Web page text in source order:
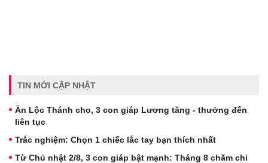
TIN MỚI CẬP NHẬT
Ăn Lộc Thánh cho, 3 con giáp Lương tăng - thưởng đến
liên tục
Trắc nghiệm: Chọn 1 chiếc lắc tay bạn thích nhất
Từ Chủ nhật 2/8, 3 con giáp bật mạnh: Tháng 8 chăm chỉ